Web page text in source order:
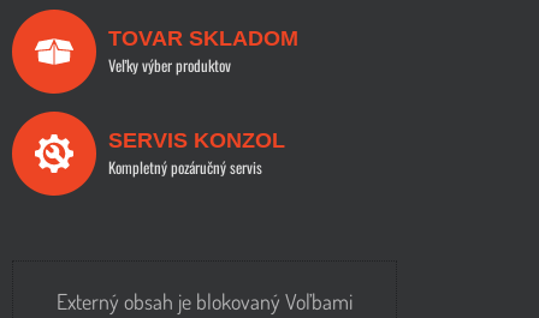
TOVAR SKLADOM
Veľky výber produktov
SERVIS KONZOL
Kompletný pozáručný servis
Externý obsah je blokovaný Voľbami